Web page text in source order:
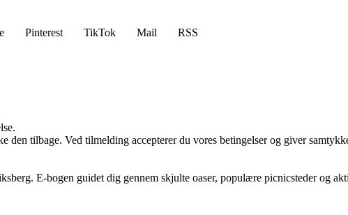
Pinterest TikTok Mail
RSS
tilbage. Ved tilmelding accepterer du vores betingelser og giver
E-bogen guidet dig gennem skjulte oaser, populære picnicsteder og